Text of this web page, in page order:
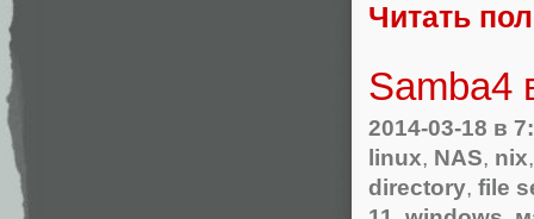
Читать
Samba4
2014-03-18 в
linux, NAS, nix
directory, file